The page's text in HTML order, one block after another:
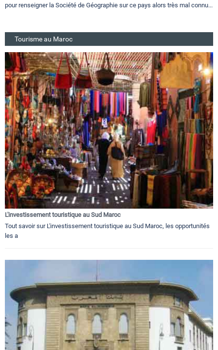
pour renseigner la Société de Géographie sur ce pays alors très mal connu...
Tourisme au Maroc
L'investissement touristique au Sud Maroc
Tout savoir sur L'investissement touristique au Sud Maroc, les opportunités
les a